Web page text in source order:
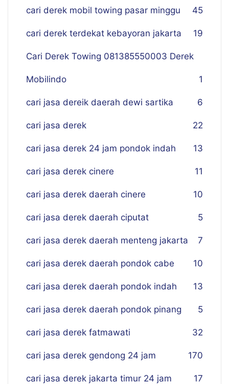
cari derek mobil towing pasar minggu 45
cari derek terdekat kebayoran jakarta 19
Cari Derek Towing 081385550003 Derek
Mobilindo 1
cari jasa dereik daerah dewi sartika 6
cari jasa derek 22
cari jasa derek 24 jam pondok indah 13
cari jasa derek cinere 11
cari jasa derek daerah cinere 10
cari jasa derek daerah ciputat 5
cari jasa derek daerah menteng jakarta 7
cari jasa derek daerah pondok cabe 10
cari jasa derek daerah pondok indah 13
cari jasa derek daerah pondok pinang 5
cari jasa derek fatmawati 32
cari jasa derek gendong 24 jam 170
cari jasa derek jakarta timur 24 jam 17